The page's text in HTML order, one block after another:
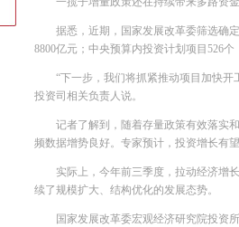
据悉，近期，国家发展改革委筛选确
8800亿元；中央预算内投资计划项目526个
“下一步，我们将抓紧推动项目加快
投资司相关负责人说。
记者了解到，随着存量政策有效落实
频数据增势良好。专家预计，投资增长有
实际上，今年前三季度，拉动经济增
续了规模扩大、结构优化的发展态势。
国家发展改革委宏观经济研究院投资